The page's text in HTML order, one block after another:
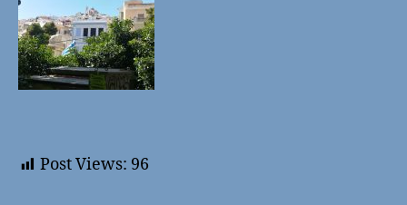
Post Views: 96